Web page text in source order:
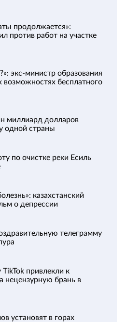
продолжается»:
против работ на участке
экс-министр образования
возможностях бесплатного
миллиард долларов
одной страны
по очистке реки Есиль
казахстанский
о депрессии
телеграмму
привлекли к
нецензурную брань в
установят в горах